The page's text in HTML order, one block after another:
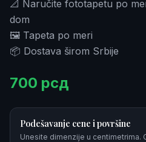
📐 Naručite fototapetu po
dom
🖼️ Tapeta po meri
📦 Dostava širom Srbije
700 рсд
Podešavanje cene i površine
Unesite dimenzije u centimetrima.